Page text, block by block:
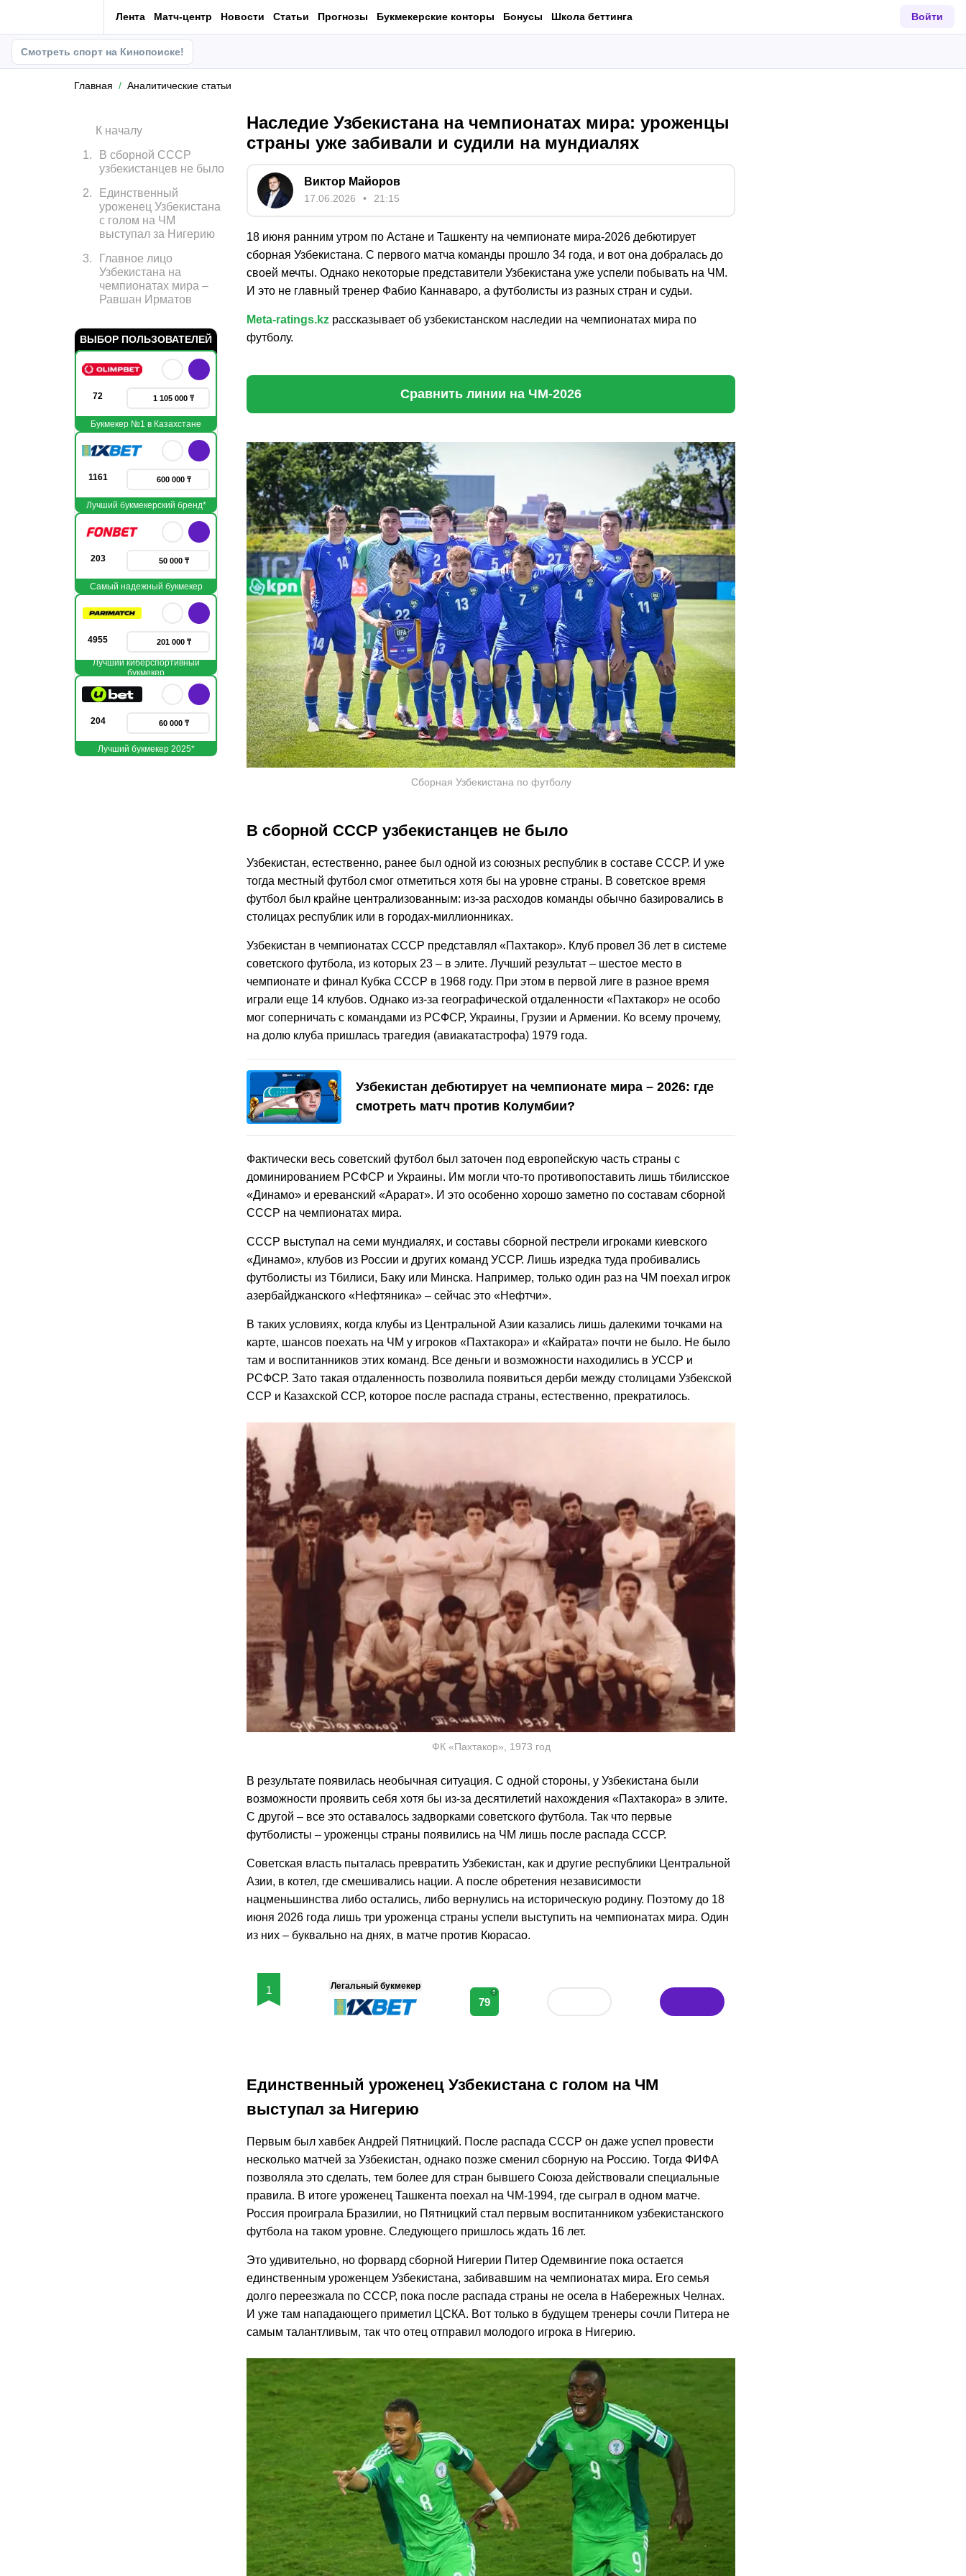
Лента Матч-центр Новости Статьи Прогнозы Букмекерские конторы Бонусы Школа беттинга Войти
Смотреть спорт на Кинопоиске!
Главная Аналитические статьи
Наследие Узбекистана на чемпионатах мира: уроженцы
страны уже забивали и судили на мундиалях
Виктор Майоров
17.06.2026 21:15
18 июня ранним утром по Астане и Ташкенту на чемпионате мира-2026 дебютирует
сборная Узбекистана. С первого матча команды прошло 34 года, и вот она добралась до
своей мечты. Однако некоторые представители Узбекистана уже успели побывать на ЧМ.
И это не главный тренер Фабио Каннаваро, а футболисты из разных стран и судьи.
Meta-ratings.kz рассказывает об узбекистанском наследии на чемпионатах мира по
футболу.
Сравнить линии на ЧМ-2026
Сборная Узбекистана по футболу
В сборной СССР узбекистанцев не было
Узбекистан, естественно, ранее был одной из союзных республик в составе СССР. И уже
тогда местный футбол смог отметиться хотя бы на уровне страны. В советское время
футбол был крайне централизованным: из-за расходов команды обычно базировались в
столицах республик или в городах-миллионниках.
Узбекистан в чемпионатах СССР представлял «Пахтакор». Клуб провел 36 лет в системе
советского футбола, из которых 23 – в элите. Лучший результат – шестое место в
чемпионате и финал Кубка СССР в 1968 году. При этом в первой лиге в разное время
играли еще 14 клубов. Однако из-за географической отдаленности «Пахтакор» не особо
мог соперничать с командами из РСФСР, Украины, Грузии и Армении. Ко всему прочему,
на долю клуба пришлась трагедия (авиакатастрофа) 1979 года.
Узбекистан дебютирует на чемпионате мира – 2026: где
смотреть матч против Колумбии?
Фактически весь советский футбол был заточен под европейскую часть страны с
доминированием РСФСР и Украины. Им могли что-то противопоставить лишь тбилисское
«Динамо» и ереванский «Арарат». И это особенно хорошо заметно по составам сборной
СССР на чемпионатах мира.
СССР выступал на семи мундиалях, и составы сборной пестрели игроками киевского
«Динамо», клубов из России и других команд УССР. Лишь изредка туда пробивались
футболисты из Тбилиси, Баку или Минска. Например, только один раз на ЧМ поехал игрок
азербайджанского «Нефтяника» – сейчас это «Нефтчи».
В таких условиях, когда клубы из Центральной Азии казались лишь далекими точками на
карте, шансов поехать на ЧМ у игроков «Пахтакора» и «Кайрата» почти не было. Не было
там и воспитанников этих команд. Все деньги и возможности находились в УССР и
РСФСР. Зато такая отдаленность позволила появиться дерби между столицами Узбекской
ССР и Казахской ССР, которое после распада страны, естественно, прекратилось.
ФК «Пахтакор», 1973 год
В результате появилась необычная ситуация. С одной стороны, у Узбекистана были
возможности проявить себя хотя бы из-за десятилетий нахождения «Пахтакора» в элите.
С другой – все это оставалось задворками советского футбола. Так что первые
футболисты – уроженцы страны появились на ЧМ лишь после распада СССР.
Советская власть пыталась превратить Узбекистан, как и другие республики Центральной
Азии, в котел, где смешивались нации. А после обретения независимости
нацменьшинства либо остались, либо вернулись на историческую родину. Поэтому до 18
июня 2026 года лишь три уроженца страны успели выступить на чемпионатах мира. Один
из них – буквально на днях, в матче против Кюрасао.
1 Легальный букмекер
79
?
Единственный уроженец Узбекистана с голом на ЧМ
выступал за Нигерию
Первым был хавбек Андрей Пятницкий. После распада СССР он даже успел провести
несколько матчей за Узбекистан, однако позже сменил сборную на Россию. Тогда ФИФА
позволяла это сделать, тем более для стран бывшего Союза действовали специальные
правила. В итоге уроженец Ташкента поехал на ЧМ-1994, где сыграл в одном матче.
Россия проиграла Бразилии, но Пятницкий стал первым воспитанником узбекистанского
футбола на таком уровне. Следующего пришлось ждать 16 лет.
Это удивительно, но форвард сборной Нигерии Питер Одемвингие пока остается
единственным уроженцем Узбекистана, забивавшим на чемпионатах мира. Его семья
долго переезжала по СССР, пока после распада страны не осела в Набережных Челнах.
И уже там нападающего приметил ЦСКА. Вот только в будущем тренеры сочли Питера не
самым талантливым, так что отец отправил молодого игрока в Нигерию.
К началу
1 .
В сборной СССР
узбекистанцев не было
2.
Единственный
уроженец Узбекистана
с голом на ЧМ
выступал за Нигерию
3.
Главное лицо
Узбекистана на
чемпионатах мира –
Равшан Ирматов
ВЫБОР ПОЛЬЗОВАТЕЛЕЙ
72 1 105 000 ₸
Букмекер №1 в Казахстане
1161 600 000 ₸
Лучший букмекерский бренд*
203 50 000 ₸
Самый надежный букмекер
4955 201 000 ₸
Лучший киберспортивный
букмекер
204 60 000 ₸
Лучший букмекер 2025*